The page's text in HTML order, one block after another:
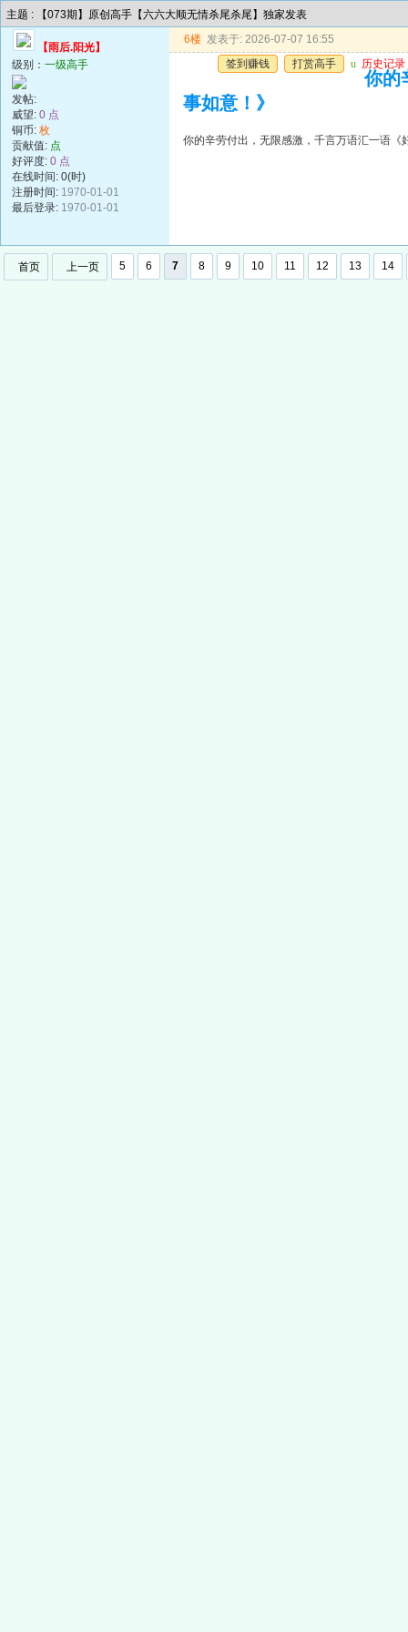
主题 : 【073期】原创高手【六六大顺无情杀尾杀尾】独家发表
【雨后.阳光】
级别： 一级高手
发帖:
威望: 0 点
铜币: 枚
贡献值: 点
好评度: 0 点
在线时间: 0(时)
注册时间: 1970-01-01
最后登录: 1970-01-01
6楼 发表于: 2026-07-07 16:55
签到赚钱
打赏高手 u 历史记录
你的
事如意！》
你的辛劳付出，无限感激，千言万语汇一语《
首页 上一页 5 6 7 8 9 10 11 12 13 14